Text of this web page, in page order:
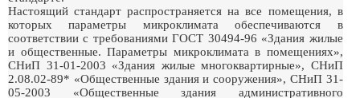
Настоящий стандарт распространяется на все помещения, в
которых параметры микроклимата обеспечиваются в
соответствии с требованиями ГОСТ 30494-96 «Здания жилые
и общественные. Параметры микроклимата в помещениях»,
СНиП 31-01-2003 «Здания жилые многоквартирные», СНиП
2.08.02-89* «Общественные здания и сооружения», СНиП 31-
05-2003 «Общественные здания административного